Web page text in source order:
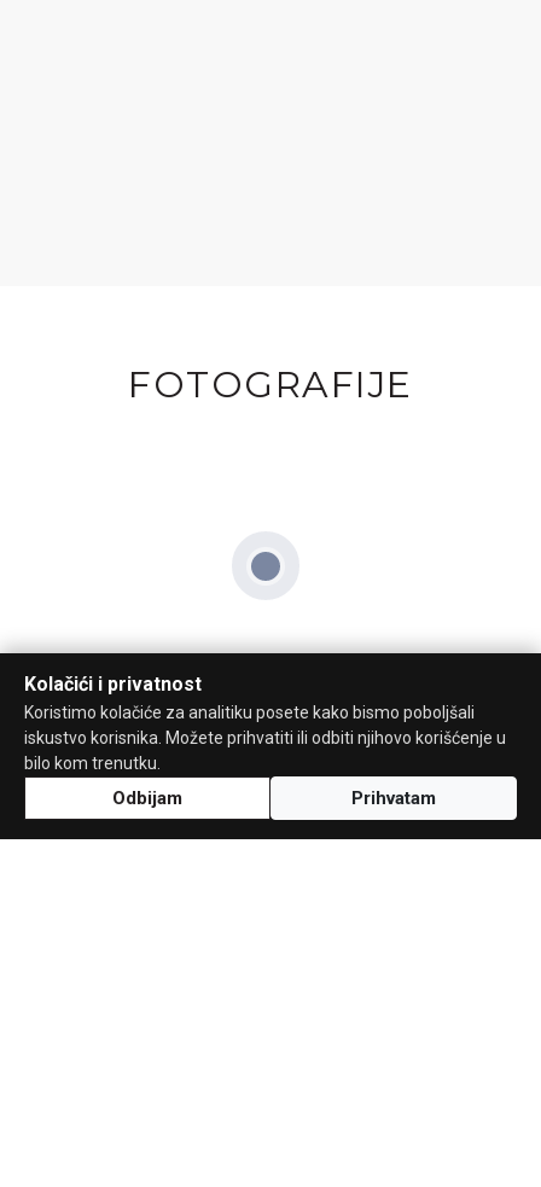
FOTOGRAFIJE
Kolačići i privatnost
Koristimo kolačiće za analitiku posete kako bismo poboljšali
iskustvo korisnika. Možete prihvatiti ili odbiti njihovo korišćenje u
bilo kom trenutku.
Odbijam Prihvatam